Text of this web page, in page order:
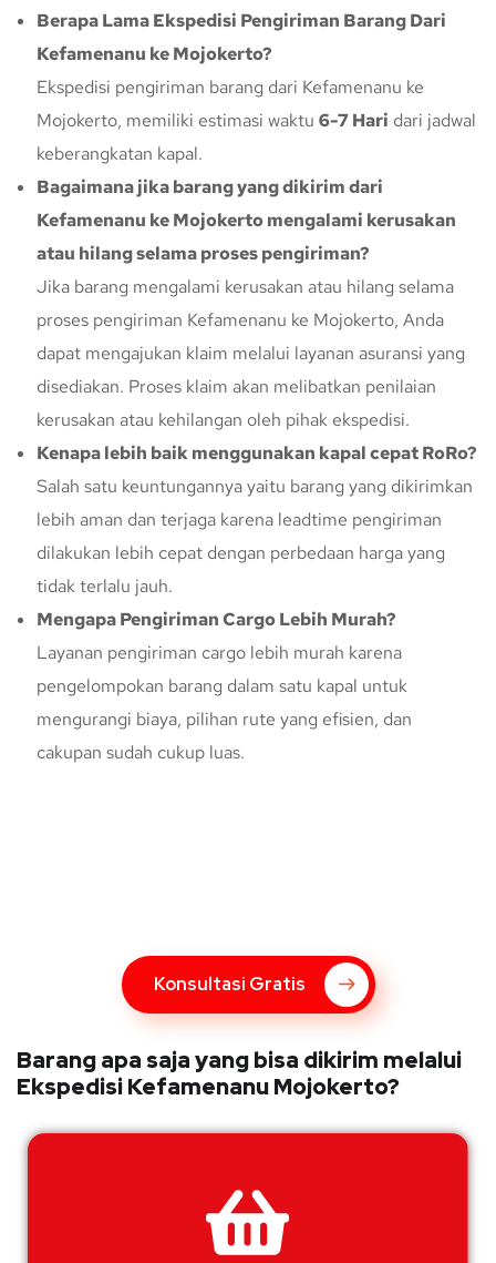
Berapa Lama Ekspedisi Pengiriman Barang Dari
Kefamenanu ke Mojokerto?
Ekspedisi pengiriman barang dari Kefamenanu ke
Mojokerto, memiliki estimasi waktu 6-7 Hari dari jadwal
keberangkatan kapal.
Bagaimana jika barang yang dikirim dari
Kefamenanu ke Mojokerto mengalami kerusakan
atau hilang selama proses pengiriman?
Jika barang mengalami kerusakan atau hilang selama
proses pengiriman Kefamenanu ke Mojokerto, Anda
dapat mengajukan klaim melalui layanan asuransi yang
disediakan. Proses klaim akan melibatkan penilaian
kerusakan atau kehilangan oleh pihak ekspedisi.
Kenapa lebih baik menggunakan kapal cepat RoRo?
Salah satu keuntungannya yaitu barang yang dikirimkan
lebih aman dan terjaga karena leadtime pengiriman
dilakukan lebih cepat dengan perbedaan harga yang
tidak terlalu jauh.
Mengapa Pengiriman Cargo Lebih Murah?
Layanan pengiriman cargo lebih murah karena
pengelompokan barang dalam satu kapal untuk
mengurangi biaya, pilihan rute yang efisien, dan
cakupan sudah cukup luas.
Konsultasi Gratis
Barang apa saja yang bisa dikirim melalui
Ekspedisi Kefamenanu Mojokerto?